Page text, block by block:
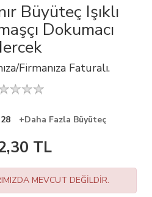
Büyüteç Işıklı
Dokumacı
Firmanıza Faturalı.
+Daha Fazla Büyüteç
TL
MEVCUT DEĞİLDİR.